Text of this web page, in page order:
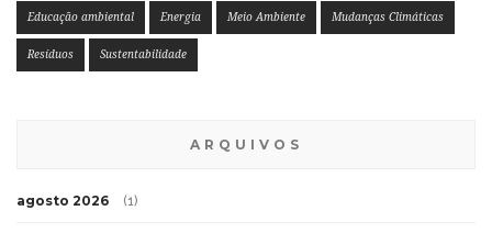
Educação ambiental Energia Meio Ambiente Mudanças Climáticas
Resíduos Sustentabilidade
ARQUIVOS
agosto 2026 (1)